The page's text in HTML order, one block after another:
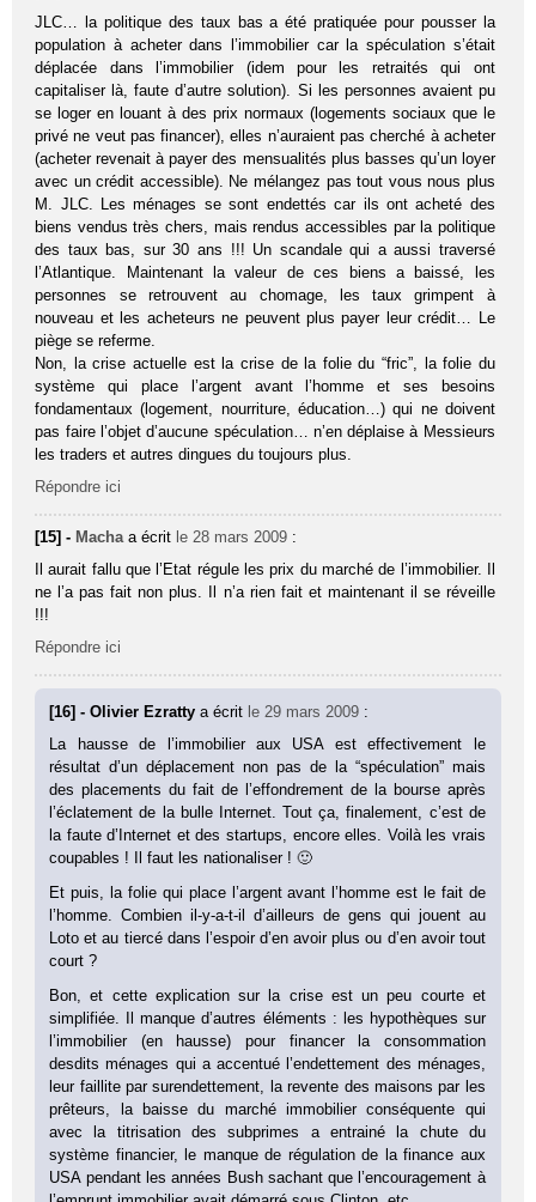
JLC… la politique des taux bas a été pratiquée pour pousser la
population à acheter dans l’immobilier car la spéculation s’était
déplacée dans l’immobilier (idem pour les retraités qui ont
capitaliser là, faute d’autre solution). Si les personnes avaient pu
se loger en louant à des prix normaux (logements sociaux que le
privé ne veut pas financer), elles n’auraient pas cherché à acheter
(acheter revenait à payer des mensualités plus basses qu’un loyer
avec un crédit accessible). Ne mélangez pas tout vous nous plus
M. JLC. Les ménages se sont endettés car ils ont acheté des
biens vendus très chers, mais rendus accessibles par la politique
des taux bas, sur 30 ans !!! Un scandale qui a aussi traversé
l’Atlantique. Maintenant la valeur de ces biens a baissé, les
personnes se retrouvent au chomage, les taux grimpent à
nouveau et les acheteurs ne peuvent plus payer leur crédit… Le
piège se referme.
Non, la crise actuelle est la crise de la folie du “fric”, la folie du
système qui place l’argent avant l’homme et ses besoins
fondamentaux (logement, nourriture, éducation…) qui ne doivent
pas faire l’objet d’aucune spéculation… n’en déplaise à Messieurs
les traders et autres dingues du toujours plus.
Répondre ici
[15] - Macha a écrit le 28 mars 2009 :
Il aurait fallu que l’Etat régule les prix du marché de l’immobilier. Il
ne l’a pas fait non plus. Il n’a rien fait et maintenant il se réveille
!!!
Répondre ici
[16] - Olivier Ezrattya écrit le 29 mars 2009 :
La hausse de l’immobilier aux USA est effectivement le
résultat d’un déplacement non pas de la “spéculation” mais
des placements du fait de l’effondrement de la bourse après
l’éclatement de la bulle Internet. Tout ça, finalement, c’est de
la faute d’Internet et des startups, encore elles. Voilà les vrais
coupables ! Il faut les nationaliser ! 🙂
Et puis, la folie qui place l’argent avant l’homme est le fait de
l’homme. Combien il-y-a-t-il d’ailleurs de gens qui jouent au
Loto et au tiercé dans l’espoir d’en avoir plus ou d’en avoir tout
court ?
Bon, et cette explication sur la crise est un peu courte et
simplifiée. Il manque d’autres éléments : les hypothèques sur
l’immobilier (en hausse) pour financer la consommation
desdits ménages qui a accentué l’endettement des ménages,
leur faillite par surendettement, la revente des maisons par les
prêteurs, la baisse du marché immobilier conséquente qui
avec la titrisation des subprimes a entrainé la chute du
système financier, le manque de régulation de la finance aux
USA pendant les années Bush sachant que l’encouragement à